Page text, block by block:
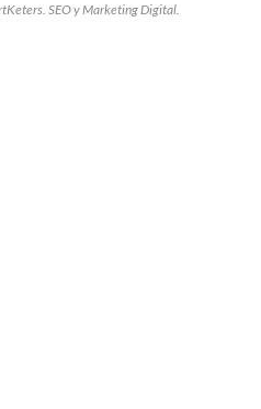
SEO y Marketing Digital.